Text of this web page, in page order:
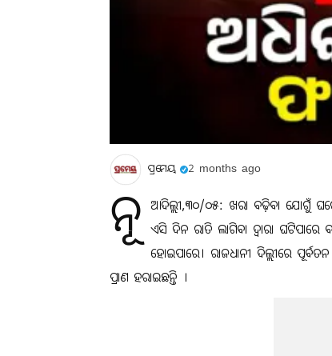
ପ୍ରମେୟ 2 months ago
ନୂ ଆଦିଲ୍ଲୀ,୩୦/୦୫: ଖରା ବଢ଼ିବା ଯୋଗୁଁ
ଏସି ଦିନ ରାତି ଲାଗିବା ଦ୍ବାରା
ହୋଇପାରେ। ରାଜଧାନୀ ଦିଲ୍ଲୀରେ
ପ୍ରାଣ ହରାଇଛନ୍ତି ।